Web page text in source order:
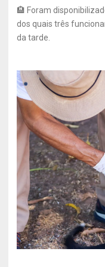
🏨 Foram
dos quais três
da tarde.